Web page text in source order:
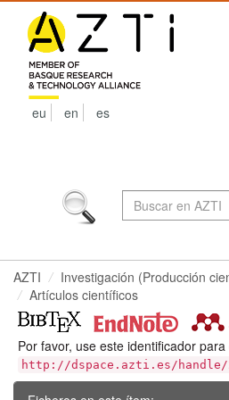
navigation
eu en es
AZTI
Investigación (Producción
Artículos científicos
Por favor, use este identificador
http://dspace.azti.es/handle/